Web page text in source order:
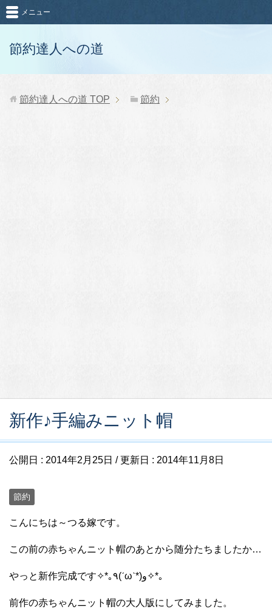
節約達人への道
メニュー
節約達人への道 TOP 節約
新作♪手編みニット帽
公開日 : 2014年2月25日 / 更新日 : 2014年11月8日
節約
こんにちは～つる嫁です。
この前の赤ちゃんニット帽のあとから随分たちましたか…
やっと新作完成です✧*｡٩(ˊωˋ*)و✧*｡
前作の赤ちゃんニット帽の大人版にしてみました。